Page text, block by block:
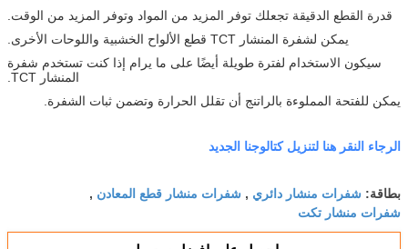
قدرة القطع الدقيقة تجعلك توفر المزيد من المواد وتوفر المزيد من الوقت.
يمكن لشفرة المنشار TCT قطع الألواح الخشبية واللوحات الأخرى.
سيكون الاستخدام لفترة طويلة أيضًا على ما يرام إذا كنت تستخدم شفرة
المنشار TCT.
يمكن للفتحة المملوءة بالراتنج أن تقلل الحرارة وتضمن ثبات الشفرة.
الرجاء النقر هنا لتنزيل كتالوجنا الجديد
بطاقة: شفرات منشار دائري , شفرات منشار قطع المعادن ,
شفرات منشار تكت